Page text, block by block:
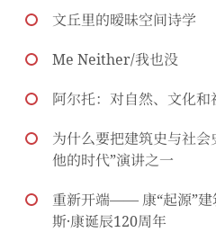
文丘里的暧昧空间诗学
Me Neither/我也没
阿尔托：对自然、文化
为什么要把建筑史与社
他的时代”演讲之一
重新开端—— 康“起源”
斯·康诞辰120周年